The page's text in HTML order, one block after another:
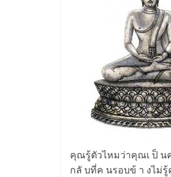
คุณรู้ตัวไหมว่าคุณเ ป็ น
กลั บที่ค นรอบข้ า งไม่รู้